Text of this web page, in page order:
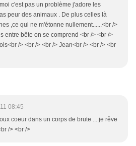
c'est pas un problème j'adore les
peur des animaux . De plus celles là
,ce qui ne m'étonne nullement......<br />
entre bête on se comprend <br /> <br />
/> <br /> <br /> Jean<br /> <br /> <br
08:45
coeur dans un corps de brute ... je rêve
/> <br />